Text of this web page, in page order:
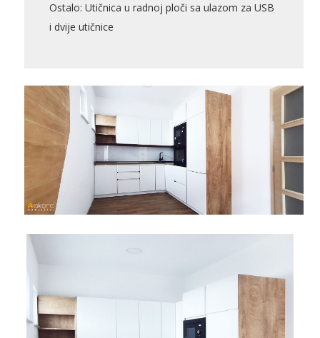
AKCIJA! Pločasti Alati i
pribor
Vrt i Zaštitna
Rasvjeta Boje i
lakovi materijali
Vodomaterijal
Bijela Metalna Elektromaterijal
Vijčana Okovi
namještaj
Bicikli
Ostalo: Utičnica u radnoj ploči sa ulazom za USB
i dvije utičnice